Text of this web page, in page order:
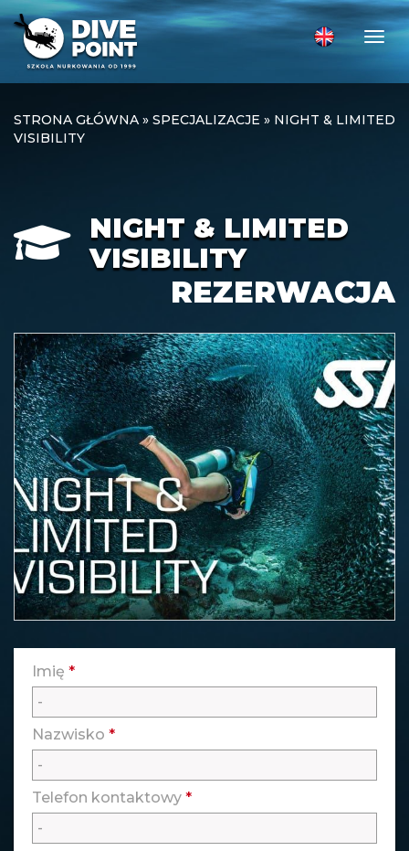
STRONA GŁÓWNA » SPECJALIZACJE » NIGHT & LIMITED
VISIBILITY
NIGHT & LIMITED
VISIBILITY
REZERWACJA
Imię *
Nazwisko *
Telefon kontaktowy *